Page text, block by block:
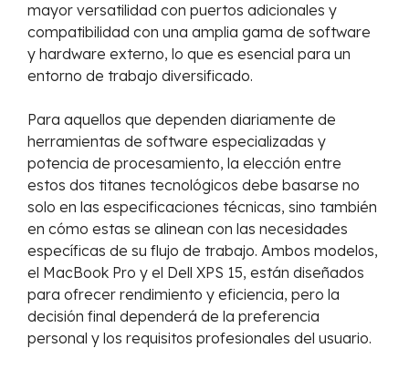
mayor versatilidad con puertos adicionales y
compatibilidad con una amplia gama de software
y hardware externo, lo que es esencial para un
entorno de trabajo diversificado.
Para aquellos que dependen diariamente de
herramientas de software especializadas y
potencia de procesamiento, la elección entre
estos dos titanes tecnológicos debe basarse no
solo en las especificaciones técnicas, sino también
en cómo estas se alinean con las necesidades
específicas de su flujo de trabajo. Ambos modelos,
el MacBook Pro y el Dell XPS 15, están diseñados
para ofrecer rendimiento y eficiencia, pero la
decisión final dependerá de la preferencia
personal y los requisitos profesionales del usuario.